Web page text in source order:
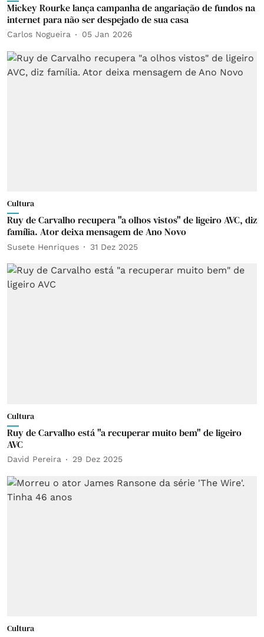
Mickey Rourke lança campanha de angariação de fundos na
internet para não ser despejado de sua casa
Carlos Nogueira 05 Jan 2026
Cultura
Ruy de Carvalho recupera "a olhos vistos" de ligeiro AVC, diz
família. Ator deixa mensagem de Ano Novo
Susete Henriques 31 Dez 2025
Cultura
Ruy de Carvalho está "a recuperar muito bem" de ligeiro
AVC
David Pereira 29 Dez 2025
Cultura